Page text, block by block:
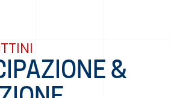
&